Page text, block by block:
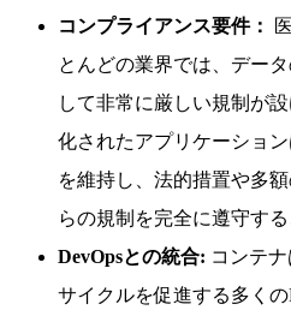
コンプライアンス要件：
とんどの業界では、デー
して非常に厳しい規制が
化されたアプリケーショ
を維持し、法的措置や多
らの規制を完全に遵守する
DevOpsとの統合: コンテ
サイクルを促進する多く